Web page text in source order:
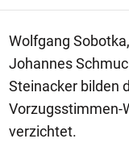
Wolfgang
Johannes
Steinacker bilden
Vorzugsstimmen-
verzichtet.